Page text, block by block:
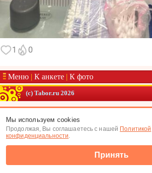
1 0
Меню | К анкете | К фото
(c) Tabor.ru 2026
Мы используем cookies
Продолжая, Вы соглашаетесь с нашей Политикой
конфиденциальности.
Принять